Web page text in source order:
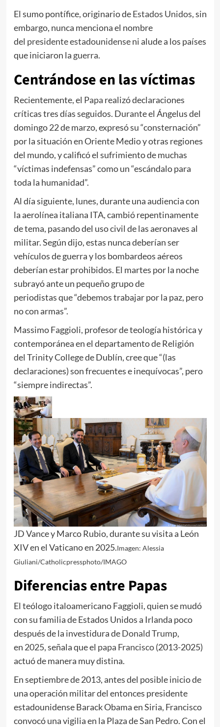
El sumo pontífice, originario deEstados Unidos, sin
embargo, nunca menciona el nombre
del presidente estadounidenseni alude a los países
que iniciaron la guerra.
Centrándose en las víctimas
Recientemente, el Papa realizó declaraciones
críticas tres días seguidos. Durante el Ángelus del
domingo 22 de marzo, expresó su “consternación”
por la situación en Oriente Medio y otras regiones
del mundo, y calificó el sufrimiento de muchas
“víctimas indefensas” como un “escándalo para
toda la humanidad”.
Al día siguiente, lunes, durante una audiencia con
la aerolínea italiana ITA, cambió repentinamente
de tema, pasando del uso civil de las aeronaves al
militar. Según dijo, estas nunca deberían ser
vehículos de guerra y los bombardeos aéreos
deberían estar prohibidos. El martes por la noche
subrayó ante un pequeño grupo de
periodistas que “debemos trabajar por la paz, pero
no con armas”.
Massimo Faggioli, profesor de teología histórica y
contemporánea en el departamento de Religión
del Trinity College de Dublín, cree que “(las
declaraciones) son frecuentes e inequívocas”, pero
“siempre indirectas”.
JD Vance y Marco Rubio, durante su visita a León
XIV en el Vaticano en 2025.Imagen: Alessia
Giuliani/Catholicpressphoto/IMAGO
Diferencias entre Papas
El teólogo italoamericano Faggioli, quien se mudó
con su familia de Estados Unidos a Irlanda poco
después de la investidura deDonald Trump,
en 2025, señala que el papa Francisco(2013-2025)
actuó de manera muy distina.
En septiembre de 2013, antes del posible inicio de
una operación militar del entonces presidente
estadounidense Barack Obama en Siria, Francisco
convocó una vigilia en la Plaza de San Pedro. Con el